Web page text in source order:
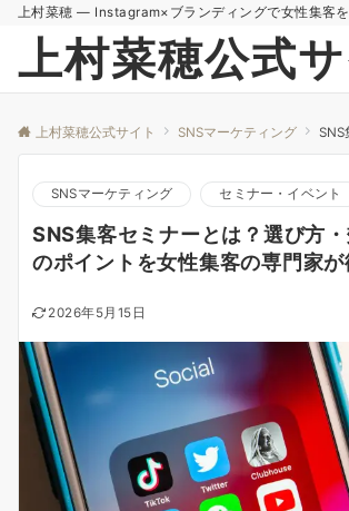
上村菜穂 — Instagram×ブランディングで女性集客
上村菜穂公式
上村菜穂公式サイト SNSマーケティング SNS集客セミナ
SNSマーケティング セミナー・イベント
SNS集客セミナーとは？選び方
のポイントを女性集客の専門家
2026年5月15日